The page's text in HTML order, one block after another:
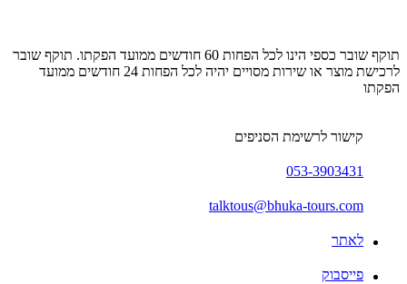
תוקף שובר כספי הינו לכל הפחות 60 חודשים ממועד הפקתו. תוקף שובר
לרכישת מוצר או שירות מסויים יהיה לכל הפחות 24 חודשים ממועד
הפקתו
קישור לרשימת הסניפים
053-3903431
talktous@bhuka-tours.com
לאתר
פייסבוק